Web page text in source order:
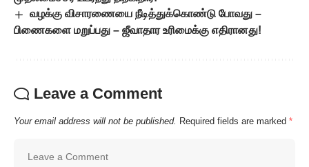
வழக்கு விசாரணையை நீடித்துக்கொண்டு போவது –
பிணைகளை மறுப்பது – ஜீவாதார உரிமைக்கு எதிரானது!
Leave a Comment
Your email address will not be published. Required fields are marked *